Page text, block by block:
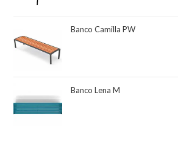
Banco Camilla PW
Banco Lena M